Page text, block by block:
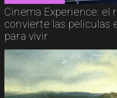
Cinema Experience: el
convierte las películas
para vivir